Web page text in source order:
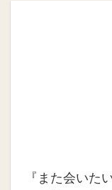
『また会いた